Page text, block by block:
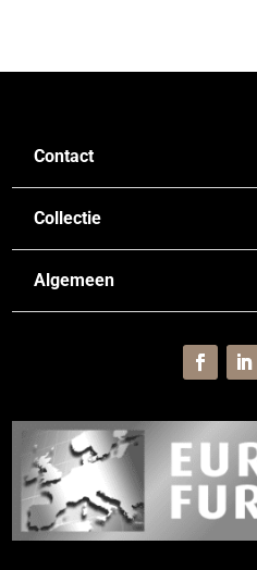
Contact
Collectie
Algemeen